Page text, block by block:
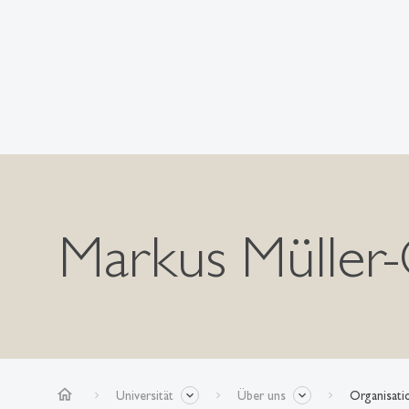
Markus
home Universität Über uns